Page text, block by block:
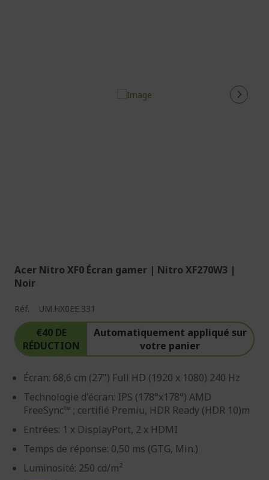
Acer Nitro XF0 Écran gamer | Nitro XF270W3 |
Noir
Réf. UM.HX0EE.331
€40 DE
RÉDUCTION
Automatiquement appliqué sur
votre panier
Écran: 68,6 cm (27") Full HD (1920 x 1080) 240 Hz
Technologie d'écran: IPS (178°x178°) AMD
FreeSync™ ; certifié Premiu, HDR Ready (HDR 10)m
Entrées: 1 x DisplayPort, 2 x HDMI
Temps de réponse: 0,50 ms (GTG, Min.)
Luminosité: 250 cd/m²